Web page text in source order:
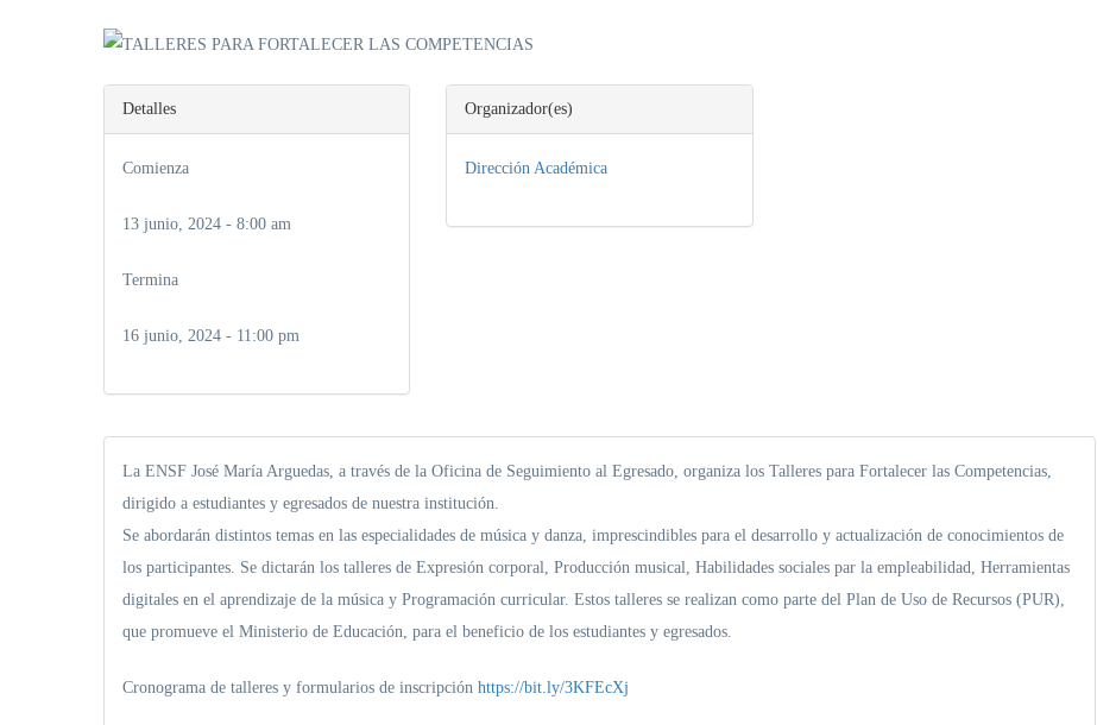
Detalles
Comienza
13 junio, 2024 - 8:00 am
Termina
16 junio, 2024 - 11:00 pm
Organizador(es)
Dirección Académica
La ENSF José María Arguedas, a través de la Oficina de Seguimiento al Egresado, organiza los Talleres para Fortalecer las Competencias,
dirigido a estudiantes y egresados de nuestra institución.
Se abordarán distintos temas en las especialidades de música y danza, imprescindibles para el desarrollo y actualización de conocimientos de
los participantes. Se dictarán los talleres de Expresión corporal, Producción musical, Habilidades sociales par la empleabilidad, Herramientas
digitales en el aprendizaje de la música y Programación curricular. Estos talleres se realizan como parte del Plan de Uso de Recursos (PUR),
que promueve el Ministerio de Educación, para el beneficio de los estudiantes y egresados.
Cronograma de talleres y formularios de inscripción https://bit.ly/3KFEcXj